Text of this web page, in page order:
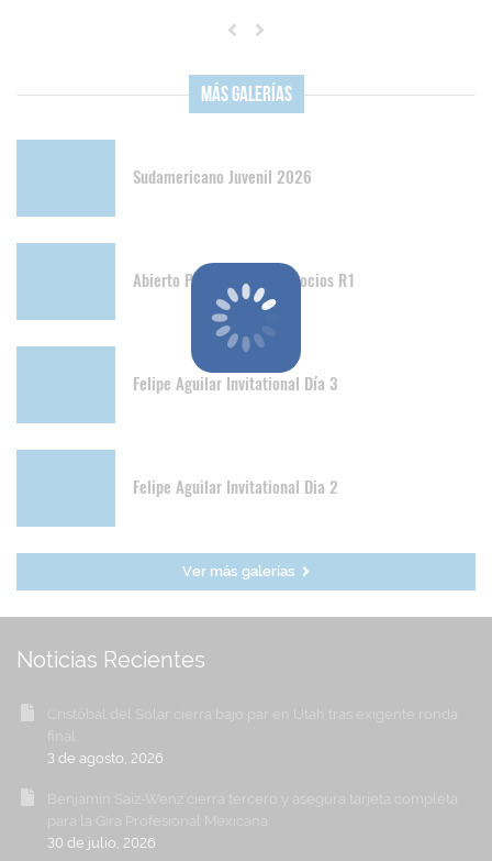
Más Galerías
Sudamericano Juvenil 2026
Abierto Papudo Senior y Socios R1
Felipe Aguilar Invitational Día 3
Felipe Aguilar Invitational Dia 2
Ver más galerías
Noticias Recientes
Cristóbal del Solar cierra bajo par en Utah tras exigente ronda
final
3 de agosto, 2026
Benjamín Saiz-Wenz cierra tercero y asegura tarjeta completa
para la Gira Profesional Mexicana
30 de julio, 2026